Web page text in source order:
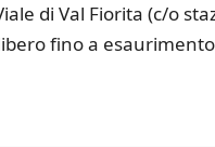
di Val Fiorita (c/o
fino a